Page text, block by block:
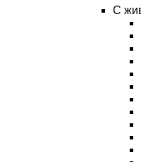
С